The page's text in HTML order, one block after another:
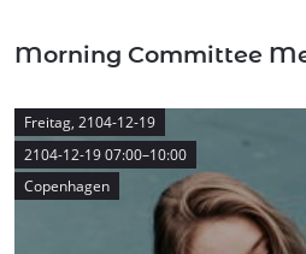
Morning Committee
Freitag, 2104-12-19
2104-12-19 07:00–10:00
Copenhagen